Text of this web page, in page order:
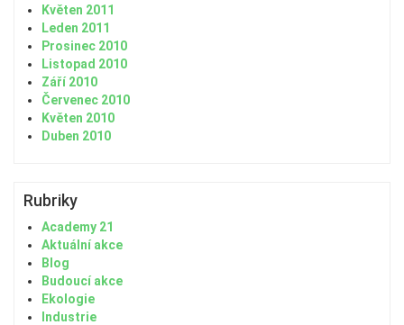
Květen 2011
Leden 2011
Prosinec 2010
Listopad 2010
Září 2010
Červenec 2010
Květen 2010
Duben 2010
Rubriky
Academy 21
Aktuální akce
Blog
Budoucí akce
Ekologie
Industrie